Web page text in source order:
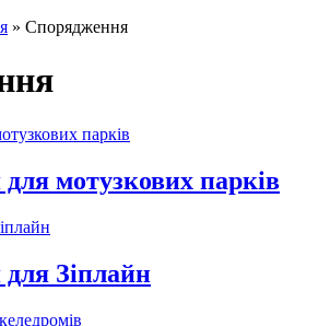
» Спорядження
мотузкових парків
Зіплайн